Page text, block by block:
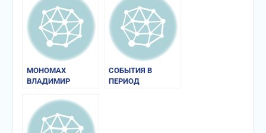
МОНОМАХ
ВЛАДИМИР
СОБЫТИЯ В
ПЕРИОД